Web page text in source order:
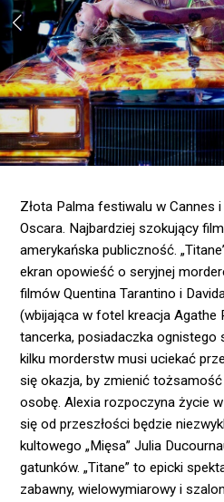
Złota Palma festiwalu w Cannes
Oscara. Najbardziej szokujący
amerykańska publiczność.
ekran opowieść o seryjnej
filmów Quentina Tarantino i
(wbijająca w fotel kreacja Agathe
tancerka, posiadaczka ognistego
kilku morderstw musi uciekać
się okazja, by zmienić
osobę. Alexia rozpoczyna życie
się od przeszłości będzie
kultowego „Mięsa” Julia
gatunków. „Titane” to epicki
zabawny, wielowymiarowy i